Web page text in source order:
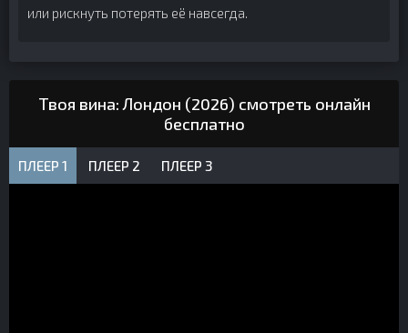
или рискнуть потерять её навсегда.
Твоя вина: Лондон (2026) смотреть онлайн
бесплатно
ПЛЕЕР 1 ПЛЕЕР 2 ПЛЕЕР 3